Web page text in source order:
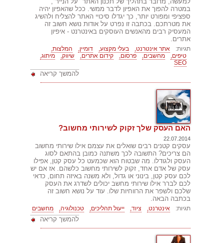
במטרה להפוך את האפיון לדבר ממשי. ככל שהאפיון יהיה
ספציפי ומפורט יותר, כך יגדלו סיכויי האתר להצליח ולהשיג
את מטרתכם. בכתבה זו נפרט על אודות נושא חשוב זה
המעסיק רבים מהאנשים העוסקים באינטרנט - איפיון
אתרים.
תגיות: אתר אינטרנט, בעלי מקצוע, דומיין,
המלצות,
טיפים,
מחשבים, פרסום, קידום אתרים, שיווק,
מיתוג,
SEO
להמשך קריאה
האם העסק שלך זקוק לשירותי מחשוב?
22.07.2014
עסקים קטנים רבים שואלים את עצמם אילו שירותי מחשוב
הם צריכים? התשובה לכך משתנה כמובן בהתאם לסוג
העסק ולגודלו. מה שבטוח הוא שכמעט כל עסק קטן, אפילו
עסק של אדם אחד, זקוק לשירותי מחשוב כלשהם. אז אם יש
לכם עסק קטן, בינוני או גדול, ולא משנה באיזה תחום, כדאי
לכם לברר אילו שירותי מחשב יכולים לשדרג את העסק
שלכם ולשפר את הרווחיות שלו. עוד על נושא חשוב זה
בכתבה הבאה.
תגיות: אינטרנט, ציוד, ייעול תהליכים, טכנולוגיה, מחשבים
להמשך קריאה